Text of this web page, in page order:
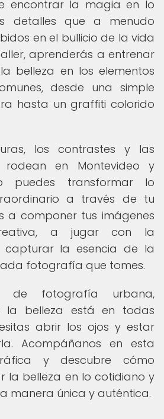
encontrar la magia en lo
detalles que a menudo
en el bullicio de la vida
aprenderás a entrenar
belleza en los elementos
desde una simple
hasta un graffiti colorido
los contrastes y las
en Montevideo y
puedes transformar lo
a través de tu
a componer tus imágenes
a jugar con la
la esencia de la
fotografía que tomes.
de fotografía urbana,
la belleza está en todas
abrir los ojos y estar
Acompáñanos en esta
y descubre cómo
la belleza en lo cotidiano y
manera única y auténtica.